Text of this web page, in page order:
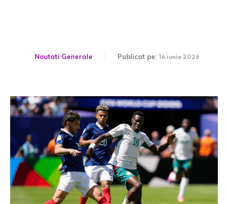
Noutati Generale Publicat pe: 16 iunie 2026